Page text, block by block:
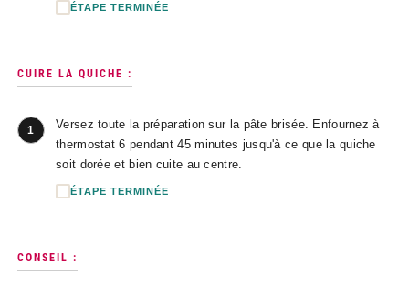
ÉTAPE TERMINÉE
CUIRE LA QUICHE :
1
Versez toute la préparation sur la pâte brisée. Enfournez à
thermostat 6 pendant 45 minutes jusqu'à ce que la quiche
soit dorée et bien cuite au centre.
ÉTAPE TERMINÉE
CONSEIL :